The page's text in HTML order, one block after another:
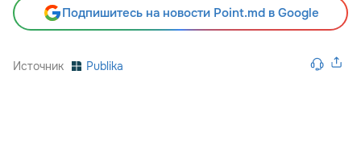
Подпишитесь на новости Point.md в Google
Источник Publika